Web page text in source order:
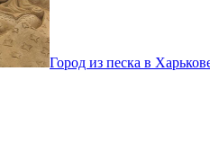
Город из песка в